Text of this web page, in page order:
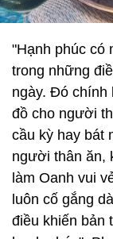
"Hạnh phúc có
trong những
ngày. Đó chính
đồ cho người
cầu kỳ hay bát
người thân ăn,
làm Oanh vui
luôn cố gắng
điều khiến bản